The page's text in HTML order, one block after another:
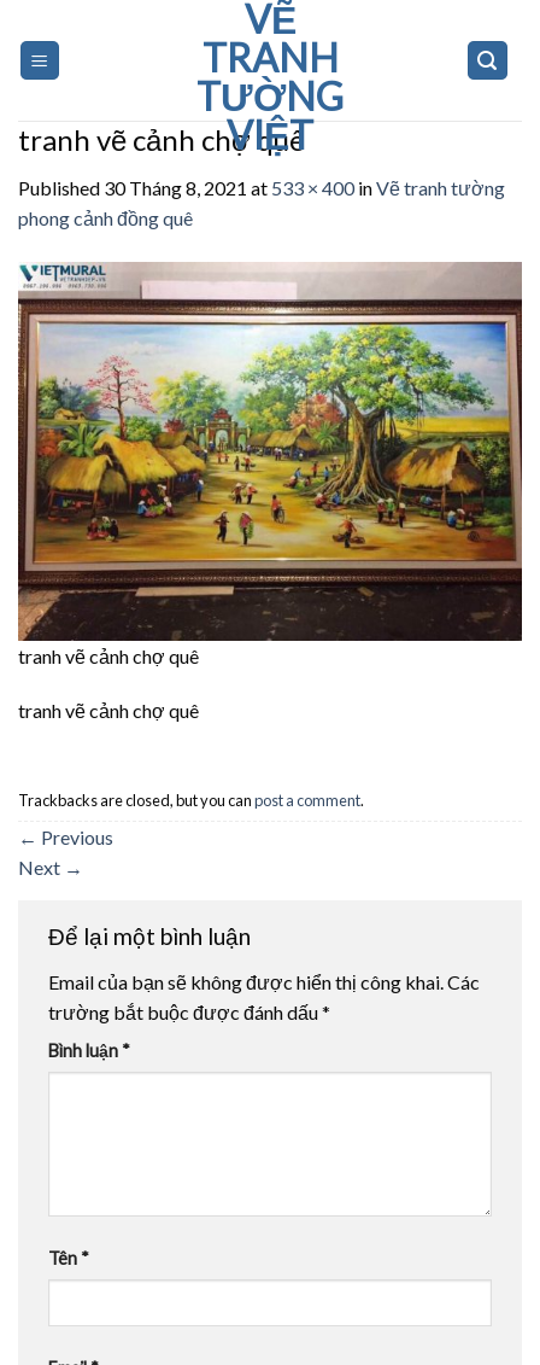
content
VẼ
TRANH
TƯỜNG
VIỆT
tranh vẽ cảnh chợ quê
Published 30 Tháng 8, 2021 at 533 × 400inVẽ tranh tường
phong cảnh đồng quê
tranh vẽ cảnh chợ quê
tranh vẽ cảnh chợ quê
Trackbacks are closed, but you canpost a comment.
← Previous
Next →
Để lại một bình luận
Email của bạn sẽ không được hiển thị công khai.Các
trường bắt buộc được đánh dấu*
Bình luận *
Tên *